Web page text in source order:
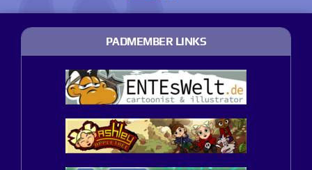
PADMEMBER LINKS